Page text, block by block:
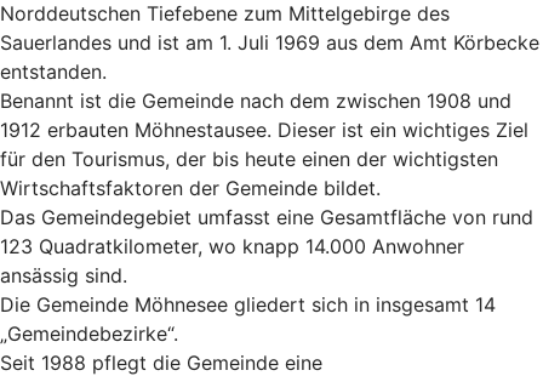
Norddeutschen Tiefebene zum Mittelgebirge des
Sauerlandes und ist am 1. Juli 1969 aus dem Amt Körbecke
entstanden.
Benannt ist die Gemeinde nach dem zwischen 1908 und
1912 erbauten Möhnestausee. Dieser ist ein wichtiges Ziel
für den Tourismus, der bis heute einen der wichtigsten
Wirtschaftsfaktoren der Gemeinde bildet.
Das Gemeindegebiet umfasst eine Gesamtfläche von rund
123 Quadratkilometer, wo knapp 14.000 Anwohner
ansässig sind.
Die Gemeinde Möhnesee gliedert sich in insgesamt 14
„Gemeindebezirke“.
Seit 1988 pflegt die Gemeinde eine